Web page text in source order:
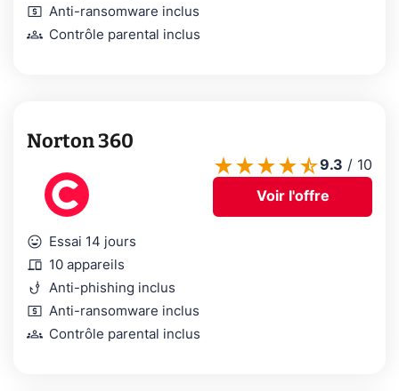
local_atm Anti-ransomware inclus
groups Contrôle parental inclus
Norton 360
mood Essai 14 jours
devices 10 appareils
phishing Anti-phishing inclus
local_atm Anti-ransomware inclus
groups Contrôle parental inclus
9.3 / 10
Voir l'offre